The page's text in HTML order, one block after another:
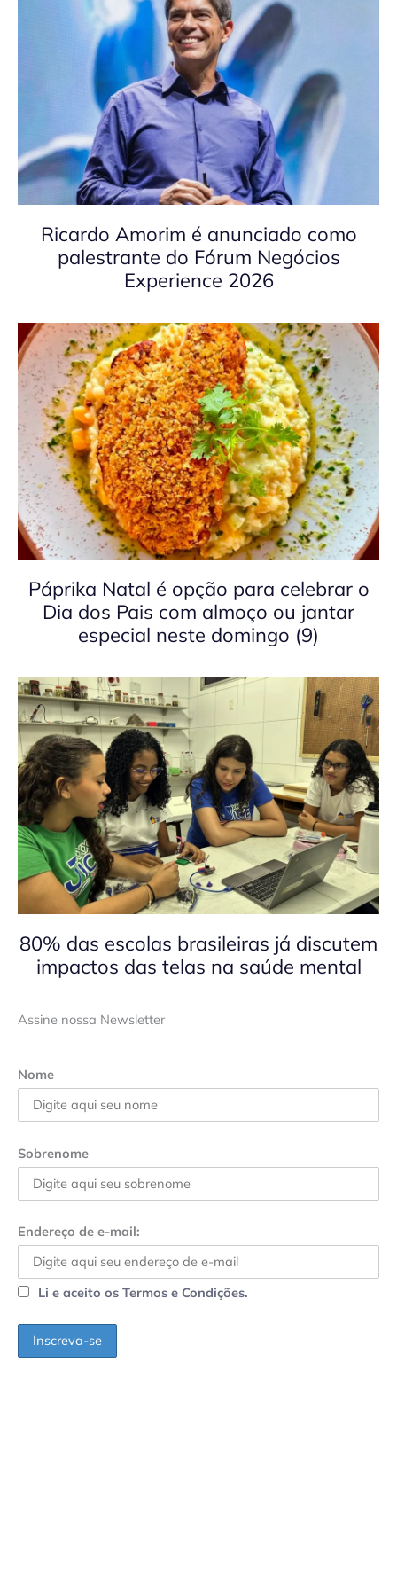
Ricardo Amorim é anunciado como
palestrante do Fórum Negócios
Experience 2026
Páprika Natal é opção para celebrar o
Dia dos Pais com almoço ou jantar
especial neste domingo (9)
80% das escolas brasileiras já discutem
impactos das telas na saúde mental
Assine nossa Newsletter
Nome
Sobrenome
Endereço de e-mail:
Li e aceito os Termos e Condições.